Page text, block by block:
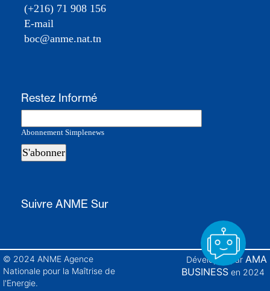
(+216) 71 908 156
E-mail
boc@anme.nat.tn
Restez Informé
Abonnement Simplenews
Suivre ANME Sur
https://www.youtube.com/
https://www.instagram.com/
https://www.linkedin.com/
pour-
https://
© 2024 ANME Agence
Nationale pour la Maîtrise de
l'Energie.
Développé par AMA
BUSINESS en 2024